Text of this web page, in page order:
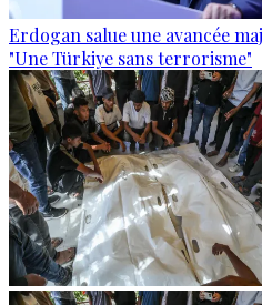
Erdogan salue une avancée
"Une Türkiye sans terrorisme"